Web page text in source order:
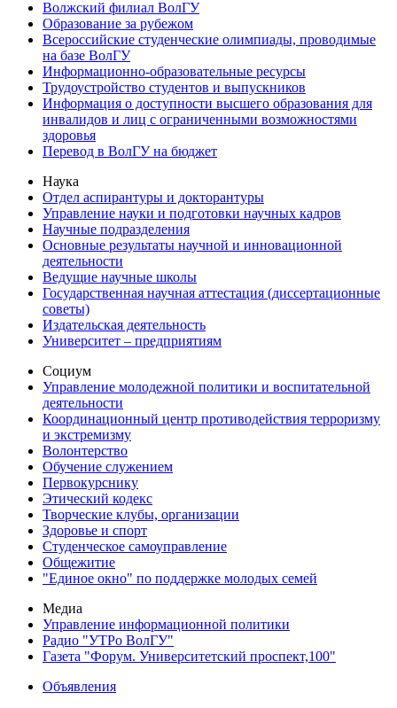
Волжский филиал ВолГУ
Образование за рубежом
Всероссийские студенческие олимпиады, проводимые
на базе ВолГУ
Информационно-образовательные ресурсы
Трудоустройство студентов и выпускников
Информация о доступности высшего образования для
инвалидов и лиц с ограниченными возможностями
здоровья
Перевод в ВолГУ на бюджет
Наука
Отдел аспирантуры и докторантуры
Управление науки и подготовки научных кадров
Научные подразделения
Основные результаты научной и инновационной
деятельности
Ведущие научные школы
Государственная научная аттестация (диссертационные
советы)
Издательская деятельность
Университет – предприятиям
Социум
Управление молодежной политики и воспитательной
деятельности
Координационный центр противодействия терроризму
и экстремизму
Волонтерство
Обучение служением
Первокурснику
Этический кодекс
Творческие клубы, организации
Здоровье и спорт
Студенческое самоуправление
Общежитие
"Единое окно" по поддержке молодых семей
Медиа
Управление информационной политики
Радио "УТРо ВолГУ"
Газета "Форум. Университетский проспект,100"
Объявления